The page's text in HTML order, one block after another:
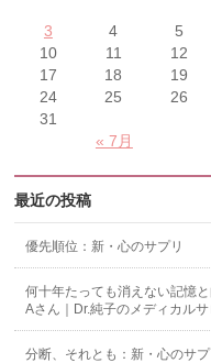
« 7月
3
4 5
10
11 12
17
18 19
24
25 26
31
最近の投稿
優先順位：新・心のサプリ
何十年たっても消えない記憶
Aさん｜Dr.純子のメディカル
分断、それとも：新・心のサプ